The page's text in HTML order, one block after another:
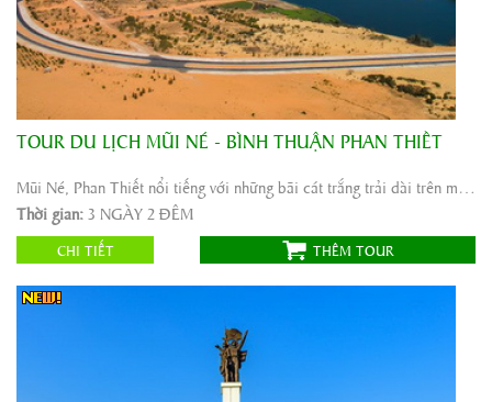
Khởi hành:
SÀI GÒN
3 NGÀY 2 ĐÊM
Phương tiện: ô tô máybay
Giá tour: 1.655.000Vnđ
TOUR DU LỊCH MŨI NÉ - BÌNH THUẬN PHAN THIẾT
Mũi Né, Phan Thiết nổi tiếng với những bãi cát trắng trải dài trên mặt biển xanh biếc và những ...
Thời gian:3 NGÀY 2 ĐÊM
CHI TIẾT THÊM TOUR